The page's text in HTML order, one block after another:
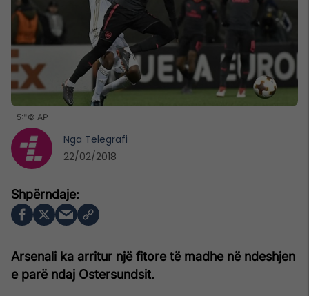
5:"© AP
Arsenali ka arritur një fitore të madhe në ndeshjen
e parë ndaj Ostersundsit.
Nga Telegrafi
22/02/2018